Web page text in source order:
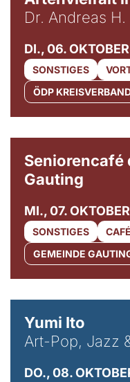
Dr. Andreas
DI., 06.
SONSTIGES
ÖDP
Seniorencafé
Gauting
MI., 07.
SONSTIGES
GEMEINDE
Yumi Ito
Art-Pop, Jazz
DO., 08.